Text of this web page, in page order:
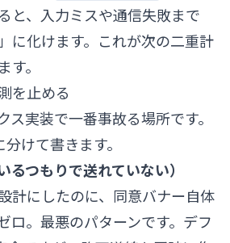
と、入力ミスや通信失敗まで
に化けます。これが次の二重計
す。
を止める
ス実装で一番事故る場所です。
けて書きます。
るつもりで送れていない）
計にしたのに、同意バナー自体
ロ。最悪のパターンです。デフ